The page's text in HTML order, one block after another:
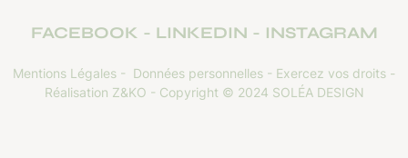
FACEBOOK LINKEDIN INSTAGRAM
Mentions Légales - Données personnelles - Exercez vos droits -
Réalisation Z&KO - Copyright © 2024 SOLÉA DESIGN